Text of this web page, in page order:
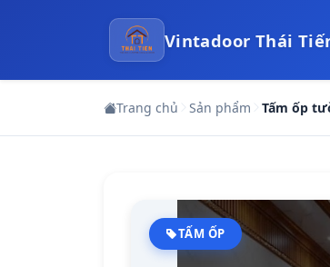
Vintadoor Thái
Trang chủ Sản phẩm Tấm ốp
TẤM ỐP